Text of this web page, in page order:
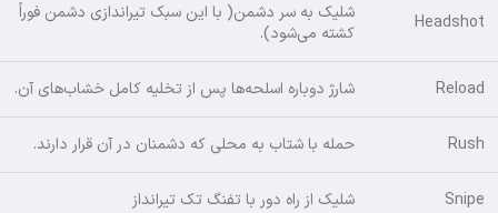
Headshot
شلیک به سر دشمن( با این سبک تیراندازی دشمن فوراً
کشته می‌شود).
Reload شارژ دوباره اسلحه‌ها پس از تخلیه کامل خشاب‌های آن.
Rush حمله با شتاب به محلی که دشمنان در آن قرار دارند.
Snipe شلیک از راه دور با تفنگ تک تیرانداز